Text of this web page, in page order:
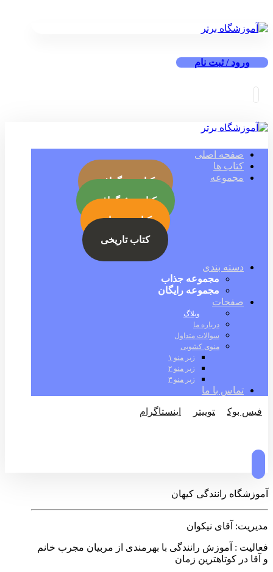
ورود / ثبت نام
صفحه اصلی
کتاب ها
مجموعه
کتاب بیوگرافی
کتاب جئوگرافی
کتاب رمز ارز
کتاب تاریخی
دسته بندی
مجموعه جذاب
مجموعه رایگان
صفحات
وبلاگ
درباره ما
سوالات متداول
منوی کشویی
زیر منو ۱
زیر منو ۲
زیر منو ۳
تماس با ما
فیس بوک توییتر
اینستاگرام
آموزشگاه رانندگی کیهان
مدیریت: آقای نیکوان
فعالیت : آموزش رانندگی با بهرمندی از مربیان مجرب خانم
و آقا در کوتاهترین زمان